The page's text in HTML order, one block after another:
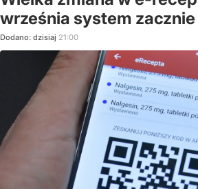
września system
Dodano: dzisiaj 21:00